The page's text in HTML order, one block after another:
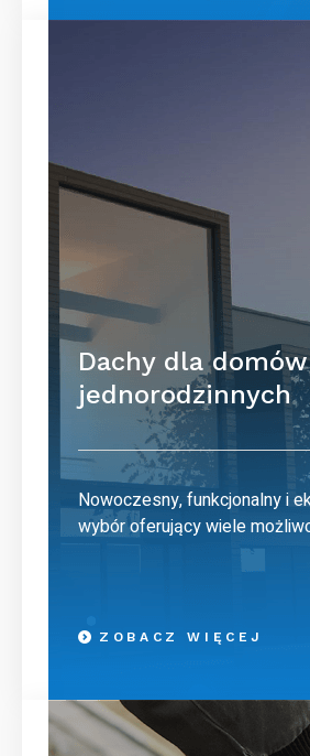
Dachy dla domów
jednorodzinnych
Nowoczesny, funkcjonalny i
wybór oferujący wiele
ZOBACZ WIĘCEJ